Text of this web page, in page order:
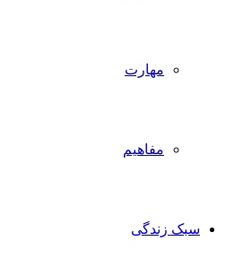
مهارت
مفاهیم
زندگی